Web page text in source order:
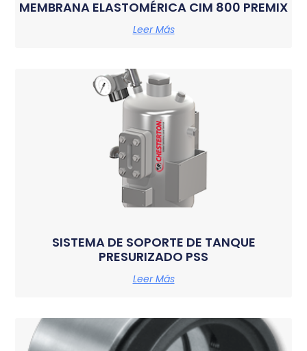
MEMBRANA ELASTOMÉRICA CIM 800 PREMIX
Leer Más
SISTEMA DE SOPORTE DE TANQUE
PRESURIZADO PSS
Leer Más